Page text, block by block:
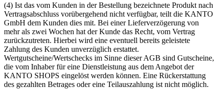
(4) Ist das vom Kunden in der Bestellung bezeichnete Produkt nach
Vertragsabschluss vorübergehend nicht verfügbar, teilt die KANTO
GmbH dem Kunden dies mit. Bei einer Lieferverzögerung von
mehr als zwei Wochen hat der Kunde das Recht, vom Vertrag
zurückzutreten. Hierbei wird eine eventuell bereits geleistete
Zahlung des Kunden unverzüglich erstattet.
Wertgutscheine/Wertschecks im Sinne dieser AGB sind Gutscheine,
die vom Inhaber für eine Dienstleistung aus dem Angebot der
KANTO SHOPS eingelöst werden können. Eine Rückerstattung
des gezahlten Betrages oder eine Teilauszahlung ist nicht möglich.